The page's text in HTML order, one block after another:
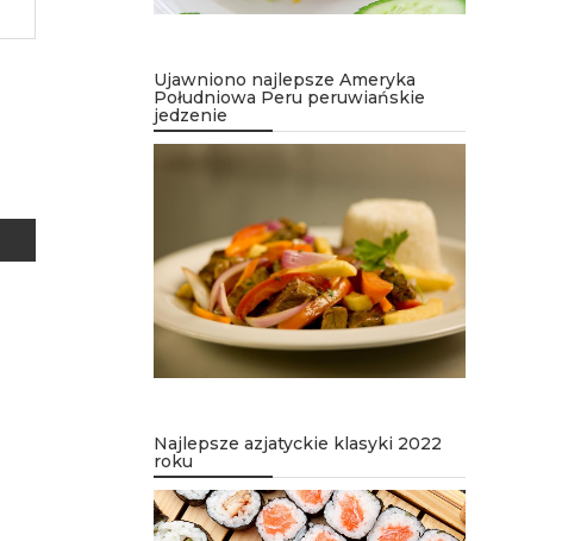
Ujawniono najlepsze Ameryka
Południowa Peru peruwiańskie
jedzenie
Najlepsze azjatyckie klasyki 2022
roku